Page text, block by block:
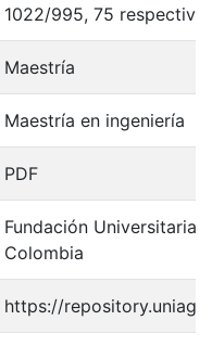
1022/995, 75
Maestría
Maestría en ingeniería
PDF
Fundación Universitaria
Colombia
https://